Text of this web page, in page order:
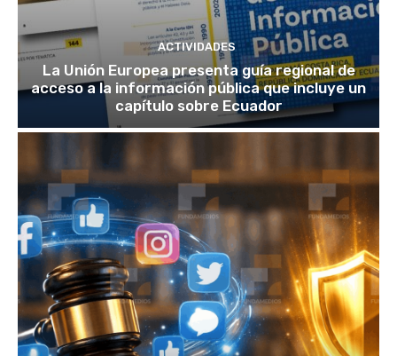
ACTIVIDADES
La Unión Europea presenta guía regional de
acceso a la información pública que incluye un
capítulo sobre Ecuador